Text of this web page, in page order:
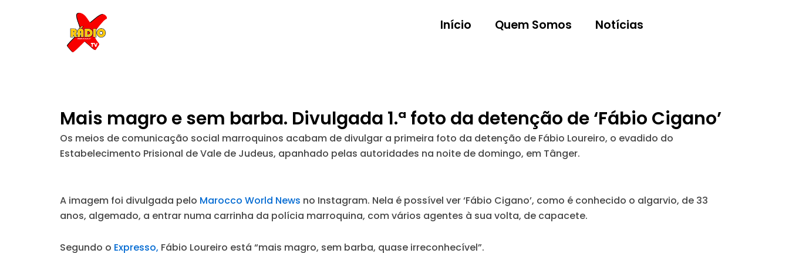
Início Quem Somos Notícias
Mais magro e sem barba. Divulgada 1.ª foto da detenção de ‘Fábio Cigano’
Os meios de comunicação social marroquinos acabam de divulgar a primeira foto da detenção de Fábio Loureiro, o evadido do
Estabelecimento Prisional de Vale de Judeus, apanhado pelas autoridades na noite de domingo, em Tânger.
A imagem foi divulgada pelo Marocco World News no Instagram. Nela é possível ver ‘Fábio Cigano’, como é conhecido o algarvio, de 33
anos, algemado, a entrar numa carrinha da polícia marroquina, com vários agentes à sua volta, de capacete.
Segundo o Expresso, Fábio Loureiro está “mais magro, sem barba, quase irreconhecível”.